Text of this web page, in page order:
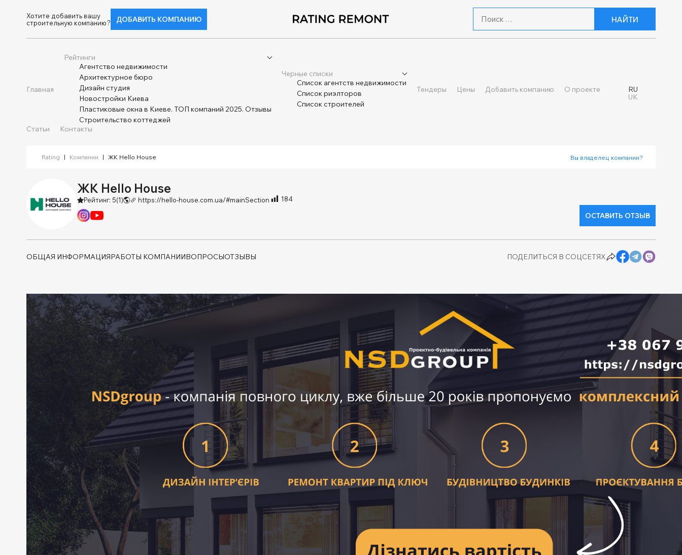
Хотите добавить вашу
строительную компанию?
ДОБАВИТЬ КОМПАНИЮ НАЙТИ
Главная
Рейтинги
Агентство недвижимости
Архитектурное бюро
Дизайн студия
Новостройки Киева
Пластиковые окна в Киеве. ТОП компаний 2025. Отзывы
Строительство коттеджей
Черные списки
Список агентств недвижимости
Список риэлторов
Список строителей
Тендеры Цены Добавить компанию О проекте
Статьи Контакты
RU
UK
Rating | Компании | ЖК Hello House Вы владелец компании?
ЖК Hello House
Рейтинг: 5(1) https://hello-house.com.ua/#mainSection 184
ОСТАВИТЬ ОТЗЫВ
ОБЩАЯ ИНФОРМАЦИЯРАБОТЫ КОМПАНИИВОПРОСЫОТЗЫВЫ ПОДЕЛИТЬСЯ В СОЦСЕТЯХ